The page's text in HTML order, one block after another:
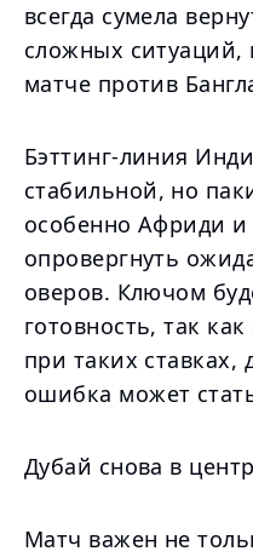
всегда сумела
сложных ситуаций,
матче против
Бэттинг-линия
стабильной, но
особенно Африди
опровергнуть
оверов. Ключом
готовность, так
при таких ставках,
ошибка может
Дубай снова в
Матч важен не